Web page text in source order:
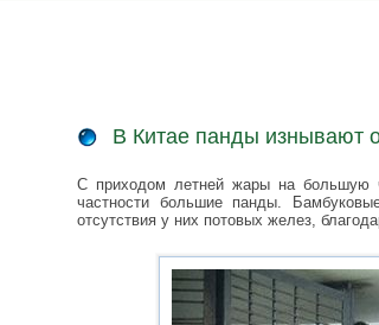
В Китае панды изнывают
С приходом летней жары на большую
частности большие панды.
отсутствия у них потовых желез,